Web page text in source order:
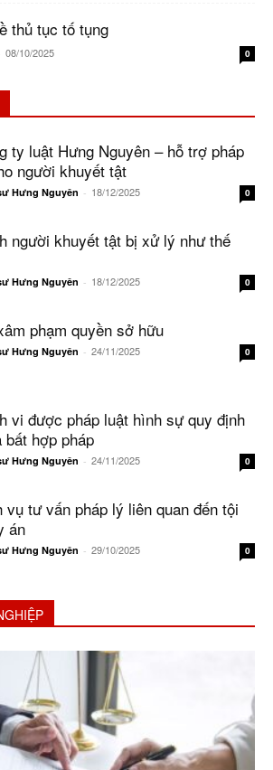
thủ tục tố tụng
08/10/2025 0
ty luật Hưng Nguyên – hỗ trợ pháp
người khuyết tật
Hưng Nguyên - 18/12/2025 0
người khuyết tật bị xử lý như thế
Hưng Nguyên - 18/12/2025 0
phạm quyền sở hữu
Hưng Nguyên - 24/11/2025 0
vi được pháp luật hình sự quy định
bất hợp pháp
Hưng Nguyên - 24/11/2025 0
vụ tư vấn pháp lý liên quan đến tội
án
Hưng Nguyên - 29/10/2025 0